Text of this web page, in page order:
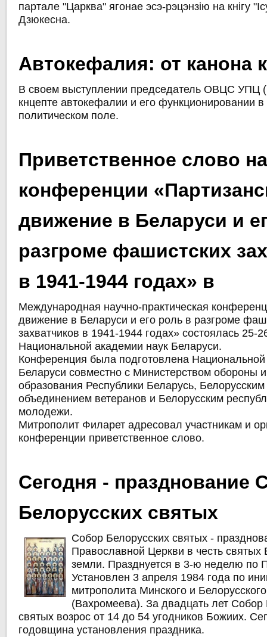
партале "Царква" ягонае эсэ-рэцэнзію на кнігу
Дзюкесна.
Автокефалия: от канона
В своем выступлении председатель ОВЦС УПЦ
кнцепте автокефалии и его функционировании
политическом поле.
Приветственное слово
конференции
движение в Беларуси и
разгроме фашистских
в 1941-1944 годах» в
Международная научно-практическая
движение в Беларуси и его роль в разгроме
захватчиков в 1941-1944 годах» состоялась 25-
Национальной академии наук Беларуси.
Конференция была подготовлена
Беларуси совместно с Министерством обороны
образования Республики Беларусь,
объединением ветеранов и Белорусским
молодежи.
Митрополит Филарет адресовал участникам и
конференции приветственное слово.
Сегодня - празднование
Белорусских святых
Собор Белорусских святых -
Православной Церкви в честь святых
земли. Празднуется в 3-ю неделю по
Установлен 3 апреля 1984 года по
митрополита Минского и
(Вахромеева). За двадцать лет Собор
святых возрос от 14 до 54 угодников Божиих.
годовщина установления праздника.